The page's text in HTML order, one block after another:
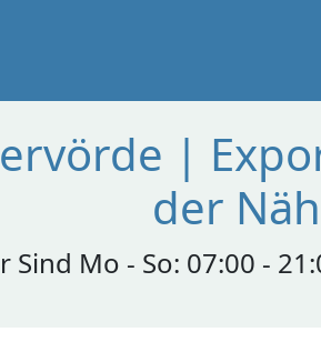
|
der
Sind Mo - So: 07:00 -